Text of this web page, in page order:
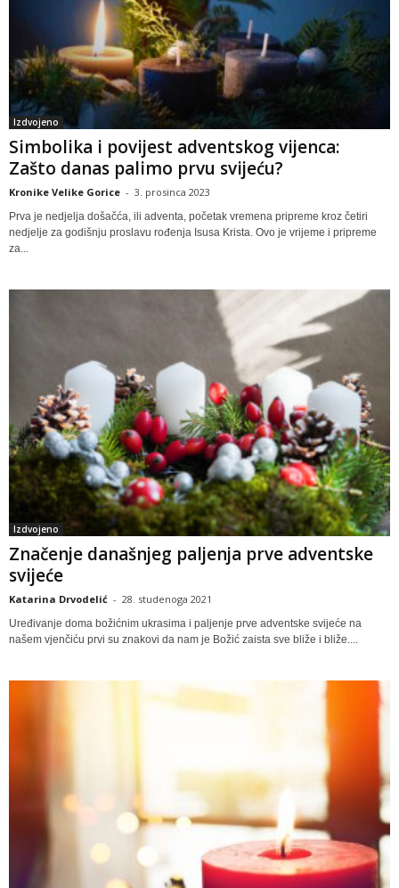
Izdvojeno
Simbolika i povijest adventskog vijenca:
Zašto danas palimo prvu svijeću?
Kronike Velike Gorice - 3. prosinca 2023
Prva je nedjelja došačća, ili adventa, početak vremena pripreme kroz četiri
nedjelje za godišnju proslavu rođenja Isusa Krista. Ovo je vrijeme i pripreme
za...
Izdvojeno
Značenje današnjeg paljenja prve adventske
svijeće
Katarina Drvodelić - 28. studenoga 2021
Uređivanje doma božićnim ukrasima i paljenje prve adventske svijeće na
našem vjenčiću prvi su znakovi da nam je Božić zaista sve bliže i bliže....